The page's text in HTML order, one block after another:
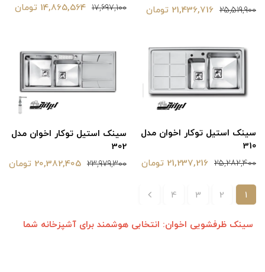
25,519,900 21,436,716 تومان 17,697,100 14,865,564 تومان
سینک استیل توکار اخوان مدل
310
25,282,400 21,237,216 تومان
سینک استیل توکار اخوان مدل
302
23,979,300 20,382,405 تومان
1
2
3
4
سینک ظرفشویی اخوان: انتخابی هوشمند برای آشپزخانه شما